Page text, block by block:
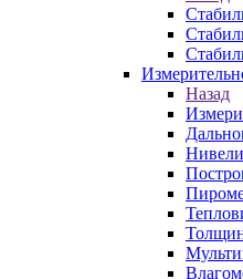
Назад